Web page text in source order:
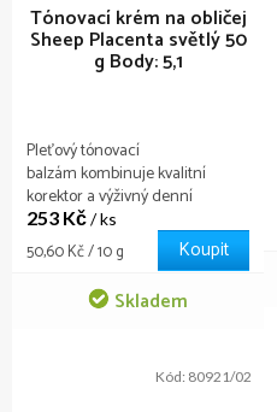
Tónovací krém na obličej
Sheep Placenta světlý 50
g Body: 5,1
Skladem
253 Kč/ ks
Měrná
50,60 Kč / 10 g Koupit
Pleťový tónovací
balzám kombinuje kvalitní
korektor a výživný denní
krém. Je obdobou populárních
BB krémů. Světlejší odstín.
Kód: 80921/02